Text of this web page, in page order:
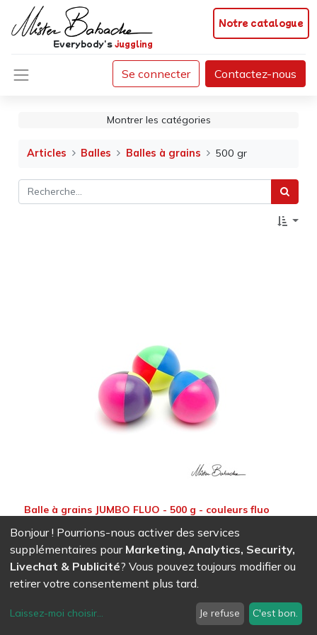
Notre catalogue
Everybody'sjuggling
Se connecter Contactez-nous
Montrer les catégories
Articles Balles Balles à grains 500 gr
Balle à grains JUMBO FLUO - 500 g - couleurs fluo
15,53CHF
Bonjour ! Pourrions-nous activer des services
supplémentaires pour Marketing, Analytics, Security,
Livechat & Publicité? Vous pouvez toujours modifier ou
retirer votre consentement plus tard.
Laissez-moi choisir... Je refuse C'est bon.